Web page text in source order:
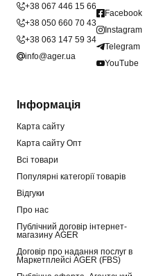
+38 067 446 15 66
+38 050 660 70 43
+38 063 147 59 34
info@ager.ua
Facebook
Instagram
Telegram
YouTube
Інформація
Карта сайту
Карта сайту Опт
Всі товари
Популярні категорії товарів
Відгуки
Про нас
Публічний договір інтернет-
магазину AGER
Договір про надання послуг в
Маркетплейсі AGER (FBS)